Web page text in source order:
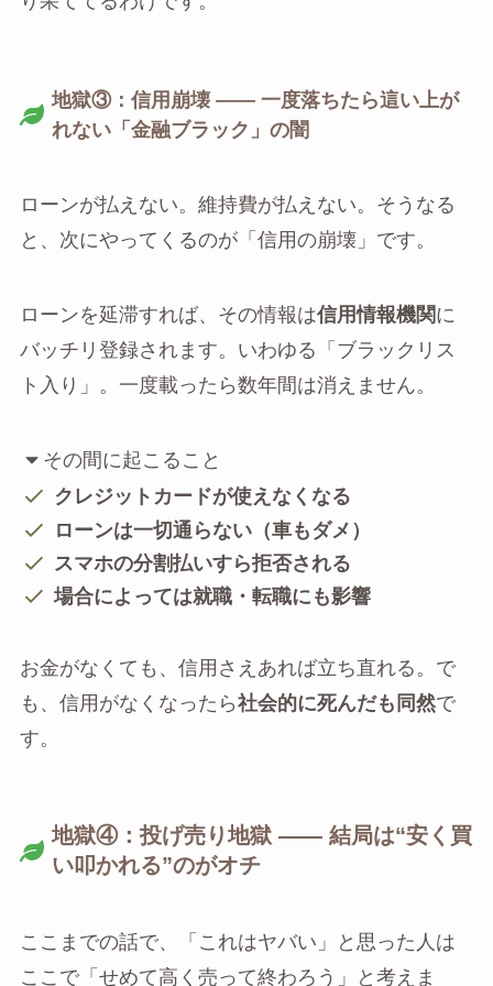
地獄③：信用崩壊 —— 一度落ちたら這い上が
れない「金融ブラック」の闇
ローンが払えない。維持費が払えない。そうなる
と、次にやってくるのが「信用の崩壊」です。
ローンを延滞すれば、その情報は信用情報機関に
バッチリ登録されます。いわゆる「ブラックリス
ト入り」。一度載ったら数年間は消えません。
その間に起こること
クレジットカードが使えなくなる
ローンは一切通らない（車もダメ）
スマホの分割払いすら拒否される
場合によっては就職・転職にも影響
お金がなくても、信用さえあれば立ち直れる。で
も、信用がなくなったら社会的に死んだも同然で
す。
地獄④：投げ売り地獄 —— 結局は“安く買
い叩かれる”のがオチ
ここまでの話で、「これはヤバい」と思った人は
ここで「せめて高く売って終わろう」と考えま